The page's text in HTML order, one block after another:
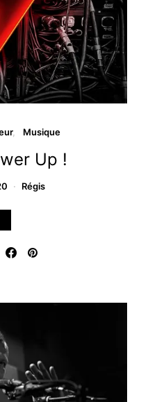
Musique
Up !
Régis